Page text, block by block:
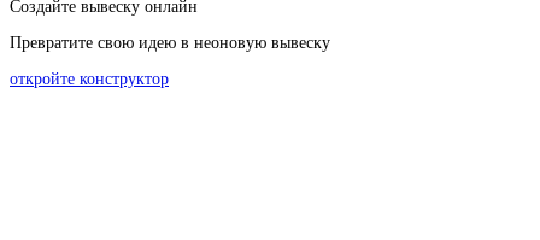
Создайте вывеску онлайн
Превратите свою идею в неоновую вывеску
откройте конструктор